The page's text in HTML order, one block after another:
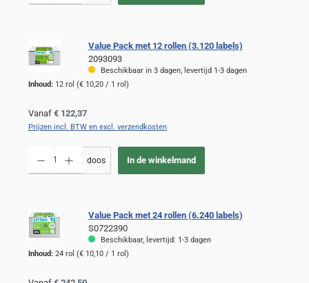
Value Pack met 12 rollen (3.120 labels)
2093093
Beschikbaar in 3 dagen, levertijd 1-3 dagen
Inhoud: 12 rol (€ 10,20 / 1 rol)
Normale prijs:
Vanaf € 122,37
Prijzen incl. BTW en excl. verzendkosten
doos In de winkelmand
Value Pack met 24 rollen (6.240 labels)
S0722390
Beschikbaar, levertijd: 1-3 dagen
Inhoud: 24 rol (€ 10,10 / 1 rol)